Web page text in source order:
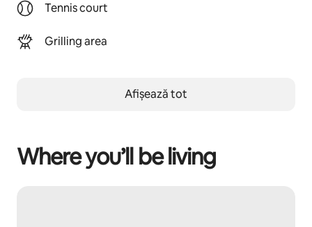
Tennis court
Grilling area
Afișează tot
Where you’ll be living